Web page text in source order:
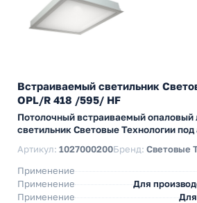
Встраиваемый светильник
OPL/R 418 /595/ HF
Потолочный встраиваемый
светильник Световые Технологии
Артикул: 1027000200Бренд: Световые
Применение
Применение
Для
Применение